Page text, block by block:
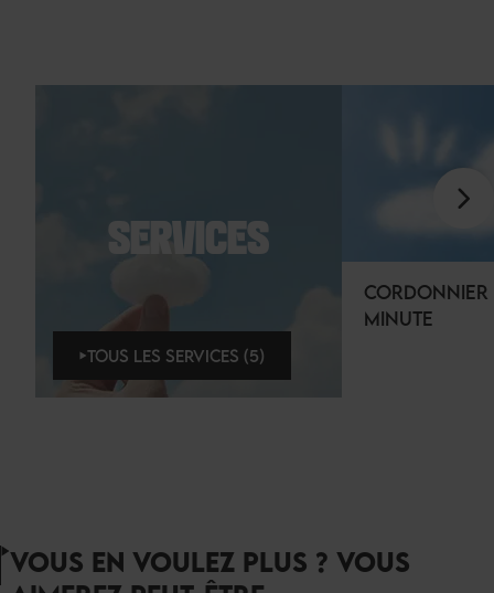
SERVICES
TOUS LES SERVICES (5)
CORDONNIER
MINUTE
VOUS EN VOULEZ PLUS ? VOUS